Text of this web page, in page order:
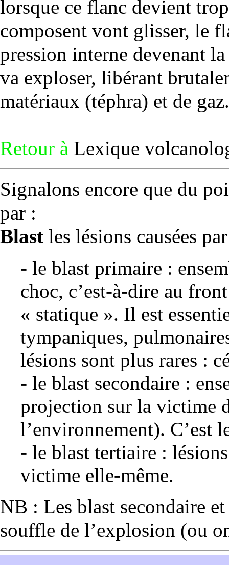
lorsque ce flanc devient
composent vont glisser, le
pression interne devenant
va exploser, libérant
matériaux (téphra) et de gaz.
Retour à Lexique
Signalons encore que du
par :
Blast les lésions causées
- le blast primaire :
choc, c’est-à-dire au
« statique ». Il est
tympaniques,
lésions sont plus rares :
- le blast secondaire :
projection sur la victime
l’environnement). C’est
- le blast tertiaire :
victime elle-même.
NB : Les blast secondaire
souffle de l’explosion (ou